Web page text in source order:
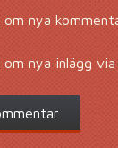
om nya
om nya inlägg